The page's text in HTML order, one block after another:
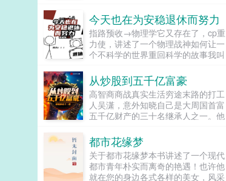
哐哐撞大墙。明昕原本兴趣缺缺，直
到他见到拥有八块腹肌优美人鱼线的
主角...
今天也在为安稳退休而努力
指路预收→物理学它又存在了，cp重
力使，讲述了一个物理战神如何让一
个不科学的世界重回科学的故事我叫
必死无疑，结果一睁眼来到了一个新
世界。 这个世界社会安宁生...
从炒股到五千亿富豪
高智商商战真实生活穷途末路的打工
人吴潇，意外知晓自己是大周国首富
五千亿财产的三十名继承人之一。他
造更多的财富，击败其他竞争者。...
都市花缘梦
关于都市花缘梦本书讲述了一个现代
都市青年朴实而离奇的艳遇！也许他
就在您的身边各式各样的美女，风采